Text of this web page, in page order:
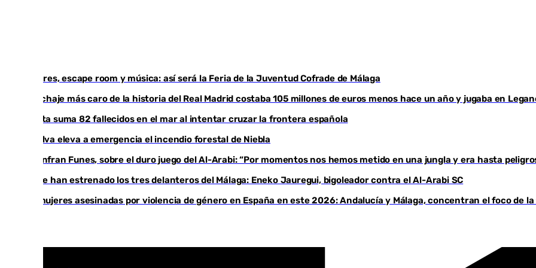
Talleres, escape room y música: así será la Feria de la Juventud Cofrade de Málaga
El fichaje más caro de la historia del Real Madrid costaba 105 millones de euros menos hace un año y jugaba en
Ceuta suma 82 fallecidos en el mar al intentar cruzar la frontera española
Huelva eleva a emergencia el incendio forestal de Niebla
Juanfran Funes, sobre el duro juego del Al-Arabi: “Por momentos nos hemos metido en una jungla y era hasta
Ya se han estrenado los tres delanteros del Málaga: Eneko Jauregui, bigoleador contra el Al-Arabi SC
35 mujeres asesinadas por violencia de género en España en este 2026: Andalucía y Málaga, concentran el foco de